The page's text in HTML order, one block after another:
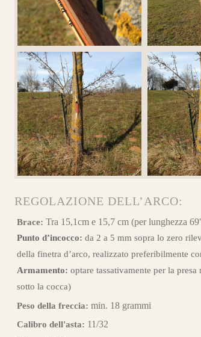
REGOLAZIONE DELL’ARCO:
Brace: Tra 15,1cm e 15,7 cm (per lunghezza
Punto d’incocco: da 2 a 5 mm sopra lo zero
della finetra d’arco, realizzato preferibilmente
Armamento: optare tassativamente per la
sotto la cocca)
Peso della freccia: min. 18 grammi
Calibro dell'asta: 11/32